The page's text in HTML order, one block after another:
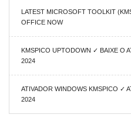
LATEST MICROSOFT TOOLKIT
OFFICE NOW
KMSPICO UPTODOWN ✓ BAIXE O
2024
ATIVADOR WINDOWS KMSPICO ✓
2024